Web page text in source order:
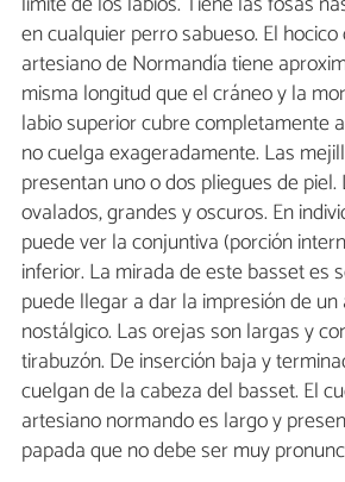
en cualquier perro sabueso. El
artesiano de Normandía tiene
misma longitud que el cráneo y la
labio superior cubre completamente
no cuelga exageradamente. Las
presentan uno o dos pliegues de
ovalados, grandes y oscuros. En
puede ver la conjuntiva (porción
inferior. La mirada de este basset es
puede llegar a dar la impresión de
nostálgico. Las orejas son largas y
tirabuzón. De inserción baja y
cuelgan de la cabeza del basset. El
artesiano normando es largo y
papada que no debe ser muy